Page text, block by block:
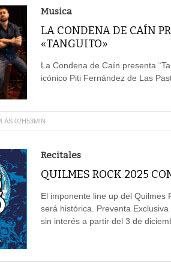
Musica
LA CONDENA DE CAÍN
«TANGUITO»
La Condena de Caín presenta
icónico Piti Fernández de Las
ÀS 02H53MIN
Recitales
QUILMES ROCK 2025
El imponente line up del Quilmes
será histórica. Preventa
sin interés a partir del 3 de